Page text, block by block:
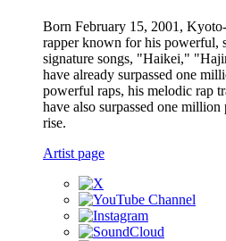
Born February 15, 2001,
rapper known for his powerful,
signature songs, "Haikei,"
have already surpassed one
powerful raps, his melodic rap
have also surpassed one
rise.
Artist page